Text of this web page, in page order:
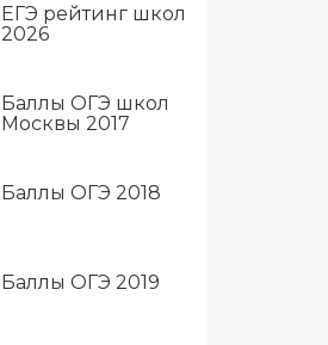
ЕГЭ рейтинг школ
2026
Баллы ОГЭ школ
Москвы 2017
Баллы ОГЭ 2018
Баллы ОГЭ 2019